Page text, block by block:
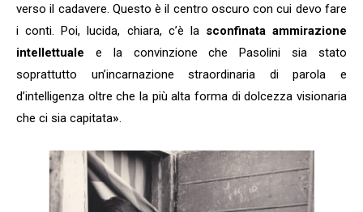
verso il cadavere. Questo è il centro oscuro con cui devo fare
i conti. Poi, lucida, chiara, c’è la sconfinata ammirazione
intellettuale e la convinzione che Pasolini sia stato
soprattutto un’incarnazione straordinaria di parola e
d’intelligenza oltre che la più alta forma di dolcezza visionaria
che ci sia capitata».